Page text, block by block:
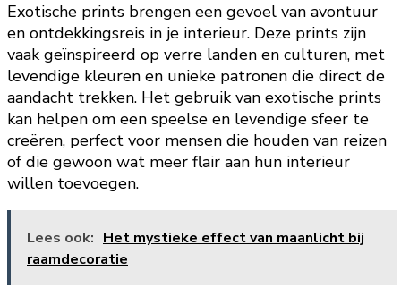
Exotische prints brengen een gevoel van avontuur
en ontdekkingsreis in je interieur. Deze prints zijn
vaak geïnspireerd op verre landen en culturen, met
levendige kleuren en unieke patronen die direct de
aandacht trekken. Het gebruik van exotische prints
kan helpen om een speelse en levendige sfeer te
creëren, perfect voor mensen die houden van reizen
of die gewoon wat meer flair aan hun interieur
willen toevoegen.
Lees ook: Het mystieke effect van maanlicht bij
raamdecoratie